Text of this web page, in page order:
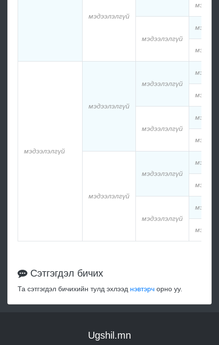
мэдээлэлгүй
мэдээлэлгүй
мэдээлэлгүй
мэдээлэлгүй
мэдээлэлгүй
мэдээлэлгүй
мэдээлэлгүй
мэдээлэлгүй
мэдээлэлгүй
Сэтгэгдэл бичих
Та сэтгэгдэл бичихийн тулд эхлээд нэвтэрч орно уу.
Ugshil.mn